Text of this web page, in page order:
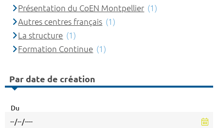
Présentation du CoEN Montpellier (1)
Autres centres français (1)
La structure (1)
Formation Continue (1)
Par date de création
Du